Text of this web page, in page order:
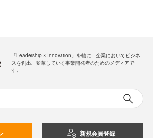
「Leadership ☓ Innovation」を軸に、企業においてビジネ
スを創出、変革していく事業開発者のためのメディアで
す。
新規会員登録